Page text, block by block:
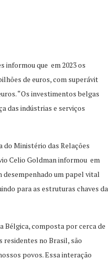
informou que em 2023 os
de euros, com superávit
“Os investimentos belgas
das indústrias e serviços
Ministério das Relações
Celio Goldman informou em
desempenhado um papel vital
para as estruturas chaves da
Bélgica, composta por cerca de
residentes no Brasil, são
povos. Essa interação